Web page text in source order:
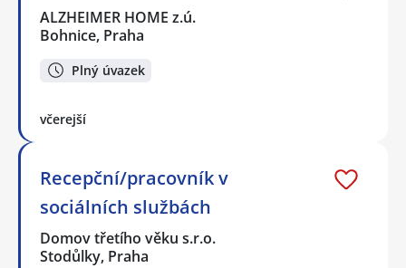
ALZHEIMER HOME z.ú.
Bohnice, Praha
Plný úvazek
včerejší
Recepční/pracovník v
sociálních službách
Domov třetího věku s.r.o.
Stodůlky, Praha